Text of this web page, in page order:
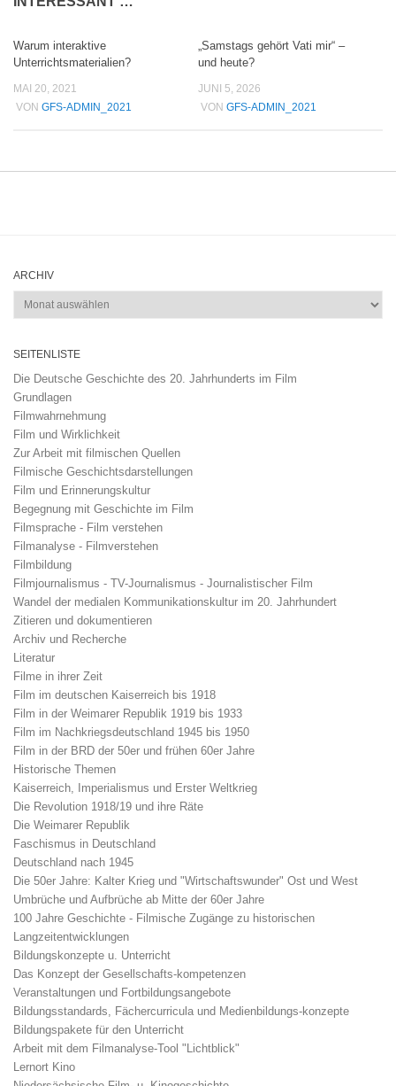
Warum interaktive
Unterrichtsmaterialien?
MAI 20, 2021
VON GFS-ADMIN_2021
„Samstags gehört Vati mir“ –
und heute?
JUNI 5, 2026
VON GFS-ADMIN_2021
ARCHIV
Archiv
SEITENLISTE
Die Deutsche Geschichte des 20. Jahrhunderts im Film
Grundlagen
Filmwahrnehmung
Film und Wirklichkeit
Zur Arbeit mit filmischen Quellen
Filmische Geschichtsdarstellungen
Film und Erinnerungskultur
Begegnung mit Geschichte im Film
Filmsprache - Film verstehen
Filmanalyse - Filmverstehen
Filmbildung
Filmjournalismus - TV-Journalismus - Journalistischer Film
Wandel der medialen Kommunikationskultur im 20. Jahrhundert
Zitieren und dokumentieren
Archiv und Recherche
Literatur
Filme in ihrer Zeit
Film im deutschen Kaiserreich bis 1918
Film in der Weimarer Republik 1919 bis 1933
Film im Nachkriegsdeutschland 1945 bis 1950
Film in der BRD der 50er und frühen 60er Jahre
Historische Themen
Kaiserreich, Imperialismus und Erster Weltkrieg
Die Revolution 1918/19 und ihre Räte
Die Weimarer Republik
Faschismus in Deutschland
Deutschland nach 1945
Die 50er Jahre: Kalter Krieg und "Wirtschaftswunder" Ost und West
Umbrüche und Aufbrüche ab Mitte der 60er Jahre
100 Jahre Geschichte - Filmische Zugänge zu historischen
Langzeitentwicklungen
Bildungskonzepte u. Unterricht
Das Konzept der Gesellschafts-kompetenzen
Veranstaltungen und Fortbildungsangebote
Bildungsstandards, Fächercurricula und Medienbildungs-konzepte
Bildungspakete für den Unterricht
Arbeit mit dem Filmanalyse-Tool "Lichtblick"
Lernort Kino